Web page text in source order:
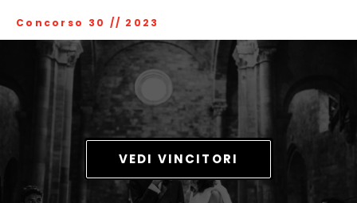
Concorso 30 // 2023
VEDI VINCITORI